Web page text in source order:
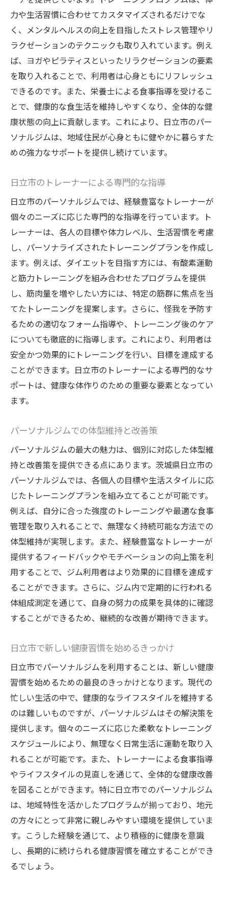
力や生活習慣に合わせてカスタマイズされるだけでな
く、メンタルヘルスの向上を目指したストレス管理やリ
ラクゼーションのテクニックも取り入れています。例え
ば、ヨガやピラティスといったリラクゼーションの要素
を取り入れることで、利用者は心身ともにリフレッシュ
できるのです。また、栄養士による食事指導を受けるこ
とで、健康的な食生活を維持しやすくなり、全体的な健
康状態の向上に貢献します。これにより、日立市のパー
ソナルジムは、地域住民が心身ともに健やかに暮らすた
めの強力なサポートを提供し続けています。
日立市のトレーナーによる専門的な指導
日立市のパーソナルジムでは、経験豊富なトレーナーが
個々のニーズに応じた専門的な指導を行っています。ト
レーナーは、各人の目標や体力レベル、生活習慣を考慮
し、パーソナライズされたトレーニングプランを作成し
ます。例えば、ダイエットを目指す方には、有酸素運動
と筋力トレーニングを組み合わせたプログラムを提供
し、筋肉量を増やしたい方には、特定の筋群に焦点を当
てたトレーニングを提案します。さらに、怪我を予防す
るための適切なフォーム指導や、トレーニング後のケア
についても徹底的に指導します。これにより、利用者は
安全かつ効果的にトレーニングを行い、目標を達成する
ことができます。日立市のトレーナーによる専門的なサ
ポートは、健康な体作りのための重要な要素となってい
ます。
パーソナルジムでの体型維持と改善策
パーソナルジムの最大の魅力は、個別に対応した体型維
持と改善策を提供できる点にあります。茨城県日立市の
パーソナルジムでは、各個人の目標や生活スタイルに応
じたトレーニングプランを組み立てることが可能です。
例えば、自分に合った強度のトレーニングや最適な食事
管理を取り入れることで、無理なく持続可能な方法での
体型維持が実現します。また、経験豊富なトレーナーが
提供するフィードバックやモチベーションの向上策を利
用することで、ジム利用者はより効果的に目標を達成す
ることができます。さらに、ジム内で定期的に行われる
体組成測定を通じて、自身の努力の成果を具体的に確認
することができるため、継続的な改善が期待できます。
日立市で新しい健康習慣を始めるきっかけ
日立市でパーソナルジムを利用することは、新しい健康
習慣を始めるための最良のきっかけとなります。現代の
忙しい生活の中で、健康的なライフスタイルを維持する
のは難しいものですが、パーソナルジムはその解決策を
提供します。個々のニーズに応じた柔軟なトレーニング
スケジュールにより、無理なく日常生活に運動を取り入
れることが可能です。また、トレーナーによる食事指導
やライフスタイルの見直しを通じて、全体的な健康改善
を図ることができます。特に日立市でのパーソナルジム
は、地域特性を活かしたプログラムが揃っており、地元
の方々にとって非常に親しみやすい環境を提供していま
す。こうした経験を通じて、より積極的に健康を意識
し、長期的に続けられる健康習慣を確立することができ
るでしょう。